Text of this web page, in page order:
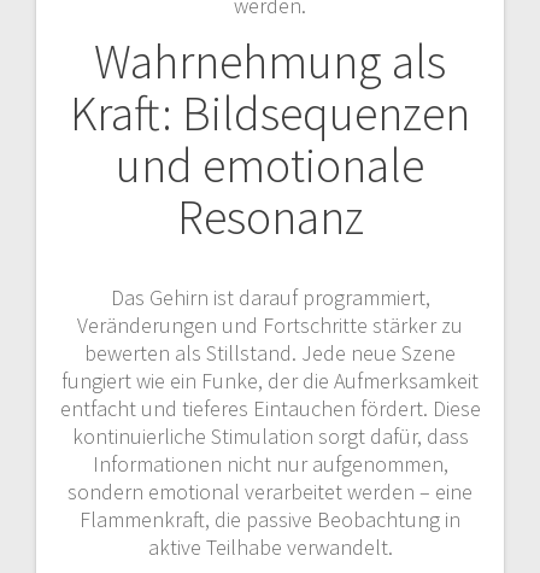
Wahrnehmung als
Kraft: Bildsequenzen
und emotionale
Resonanz
Das Gehirn ist darauf programmiert,
Veränderungen und Fortschritte stärker zu
bewerten als Stillstand. Jede neue Szene
fungiert wie ein Funke, der die Aufmerksamkeit
entfacht und tieferes Eintauchen fördert. Diese
kontinuierliche Stimulation sorgt dafür, dass
Informationen nicht nur aufgenommen,
sondern emotional verarbeitet werden – eine
Flammenkraft, die passive Beobachtung in
aktive Teilhabe verwandelt.